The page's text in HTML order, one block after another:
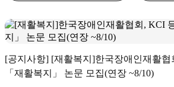
[공지사항] [재활복지]한국장애인재활협
「재활복지」 논문 모집(연장 ~8/10)